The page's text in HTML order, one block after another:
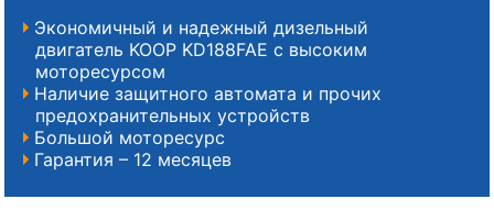
Экономичный и надежный дизельный
двигатель KOOP KD188FAE с высоким
моторесурсом
Наличие защитного автомата и прочих
предохранительных устройств
Большой моторесурс
Гарантия – 12 месяцев